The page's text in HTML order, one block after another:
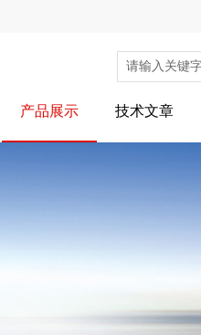
产品展示 技术文章